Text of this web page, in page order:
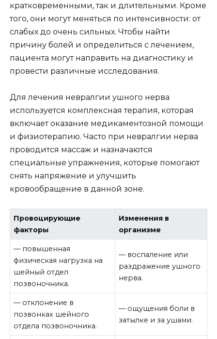
кратковременными, так и длительными. Кроме
того, они могут меняться по интенсивности: от
слабых до очень сильных. Чтобы найти
причину болей и определиться с лечением,
пациента могут направить на диагностику и
провести различные исследования.
Для лечения невралгии ушного нерва
используется комплексная терапия, которая
включает оказание медикаментозной помощи
и физиотерапию. Часто при невралгии нерва
проводится массаж и назначаются
специальные упражнения, которые помогают
снять напряжение и улучшить
кровообращение в данной зоне.
Провоцирующие
факторы
Изменения в
организме
— повышенная
физическая нагрузка на
шейный отдел
позвоночника.
— воспаление или
раздражение ушного
нерва.
— отклонение в
позвонках шейного
отдела позвоночника.
— ощущения боли в
затылке и за ушами.